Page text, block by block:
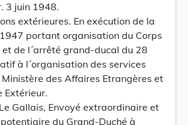
3 juin 1948.
extérieures. En exécution de la
portant organisation du Corps
de l´arrêté grand-ducal du 28
à l´organisation des services
des Affaires Etrangères et
Extérieur.
Gallais, Envoyé extraordinaire et
du Grand-Duché à